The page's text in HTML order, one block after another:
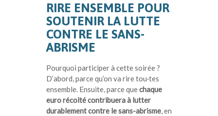
RIRE ENSEMBLE POUR
SOUTENIR LA LUTTE
CONTRE LE SANS-
ABRISME
Pourquoi participer à cette soirée ?
D’abord, parce qu’on va rire tou·tes
ensemble. Ensuite, parce quechaque
euro récolté contribuera à lutter
durablement contre le sans-abrisme, en